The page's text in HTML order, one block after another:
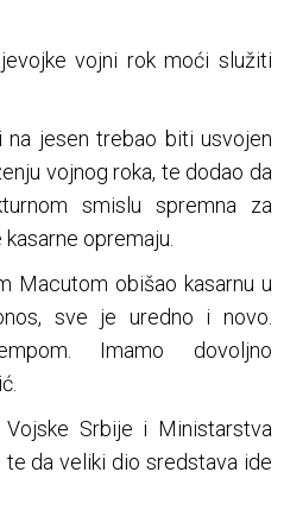
vojni rok moći služiti
jesen trebao biti usvojen
vojnog roka, te dodao da
smislu spremna za
opremaju.
Macutom obišao kasarnu u
sve je uredno i novo.
Imamo dovoljno
Srbije i Ministarstva
da veliki dio sredstava ide